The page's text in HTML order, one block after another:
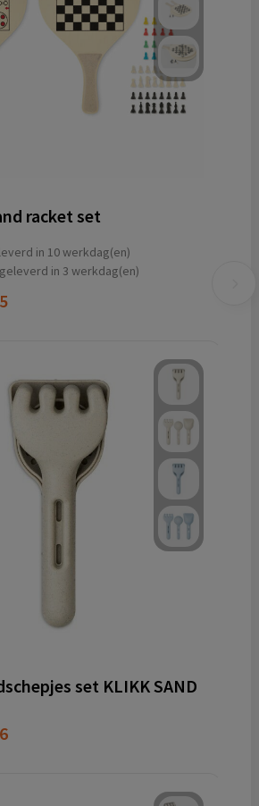
racket set
in 10 werkdag(en)
in 3 werkdag(en)
set KLIKK SAND